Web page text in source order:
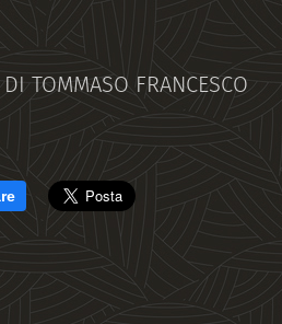
DI TOMMASO FRANCESCO